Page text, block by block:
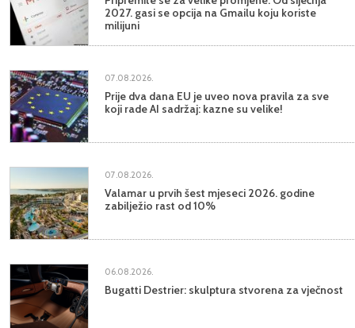
2027. gasi se opcija na Gmailu koju koriste
milijuni
07.08.2026.
Prije dva dana EU je uveo nova pravila za sve
koji rade AI sadržaj: kazne su velike!
07.08.2026.
Valamar u prvih šest mjeseci 2026. godine
zabilježio rast od 10%
06.08.2026.
Bugatti Destrier: skulptura stvorena za vječnost